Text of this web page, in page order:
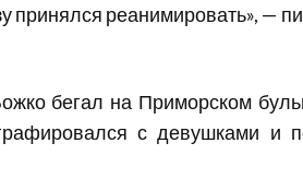
принялся реанимировать», —
бегал на Приморском
с девушками и